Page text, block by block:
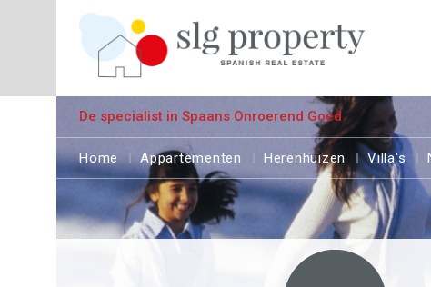
De specialist in Spaans Onroerend Goed
Home Appartementen Herenhuizen Villa's